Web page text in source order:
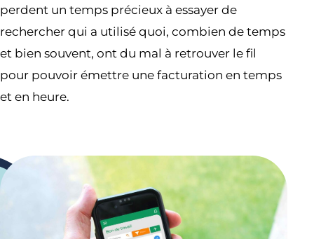
perdent un temps précieux à essayer de
rechercher qui a utilisé quoi, combien de temps
et bien souvent, ont du mal à retrouver le fil
pour pouvoir émettre une facturation en temps
et en heure.